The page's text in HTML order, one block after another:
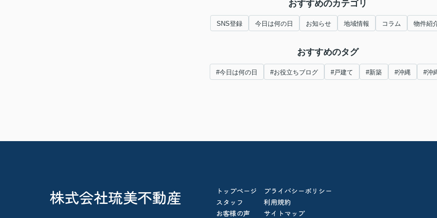
おすすめのカテゴリ
SNS登録 今日は何の日 お知らせ 地域情報 コラム 物件紹
おすすめのタグ
#今日は何の日 #お役立ちブログ #戸建て #新築 #沖縄 #沖
株式会社琉美不動産
トップページ
スタッフ
お客様の声
プライバシーポリシー
利用規約
サイトマップ